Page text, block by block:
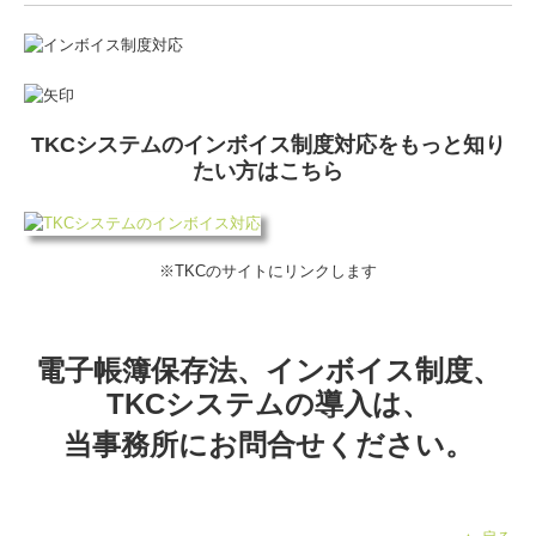
TKCシステムのインボイス制度対応をもっと知り
たい方はこちら
※TKCのサイトにリンクします
電子帳簿保存法、インボイス制度、
TKCシステムの導入は、
当事務所にお問合せください。